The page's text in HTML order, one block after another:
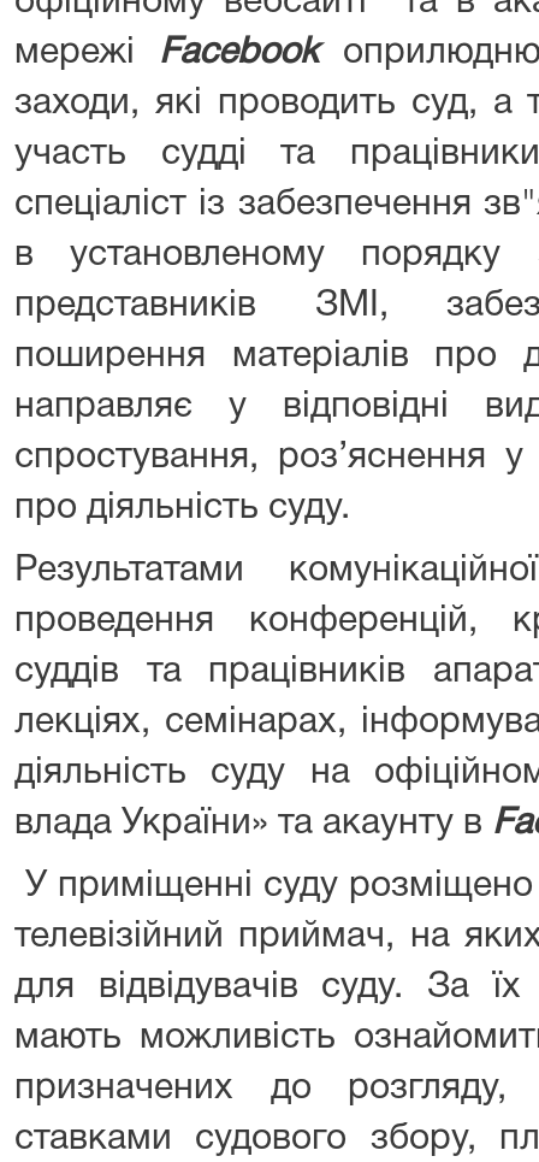
мережі Facebook
заходи, які проводить суд, а
участь судді та
спеціаліст із забезпечення
в установленому порядку
представників ЗМІ,
поширення матеріалів про
направляє у відповідні
спростування, роз’яснення у
про діяльність суду.
Результатами
проведення конференцій,
суддів та працівників
лекціях, семінарах,
діяльність суду на
влада України» та акаунту в
У приміщенні суду розміщено
телевізійний приймач, на
для відвідувачів суду. За їх
мають можливість
призначених до розгляду,
ставками судового збору,